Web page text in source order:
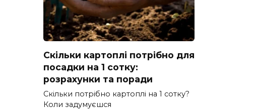
Скільки картоплі потрібно для
посадки на 1 сотку:
розрахунки та поради
Скільки потрібно картоплі на 1 сотку?
Коли задумуєшся